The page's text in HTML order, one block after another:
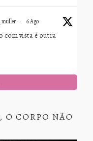
· 6 Ago
com vista é outra
O CORPO NÃO